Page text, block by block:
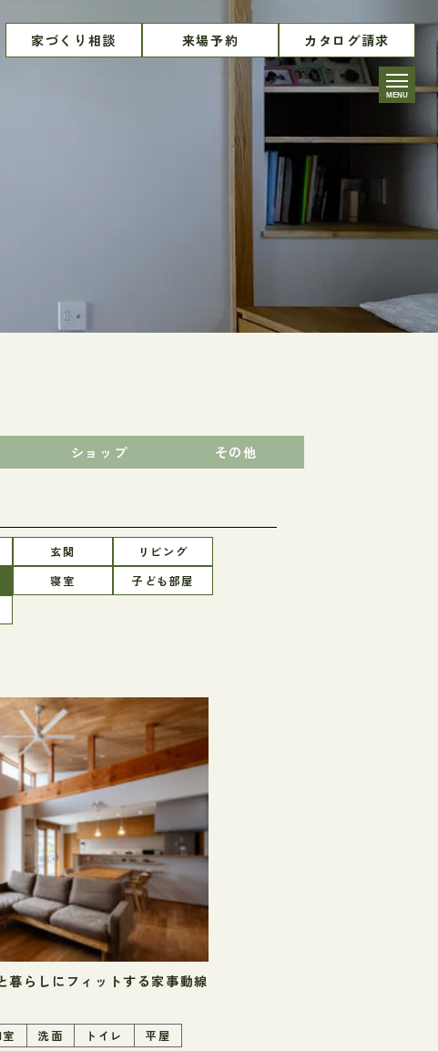
家づくり相談 来場予約 カタログ請求
MENU
ショップ その他
玄関
リビング
寝室
子ども部屋
暮らしにフィットする家事動線
洗面 トイレ 平屋